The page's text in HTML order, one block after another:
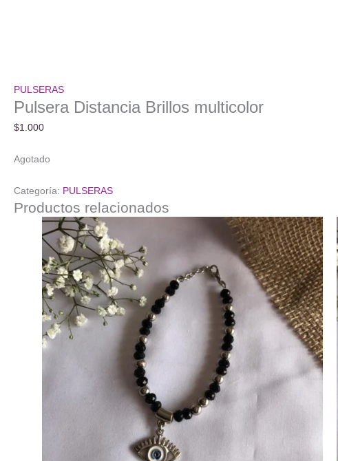
PULSERAS
Pulsera Distancia Brillos multicolor
$1.000
Agotado
Categoría: PULSERAS
Productos relacionados